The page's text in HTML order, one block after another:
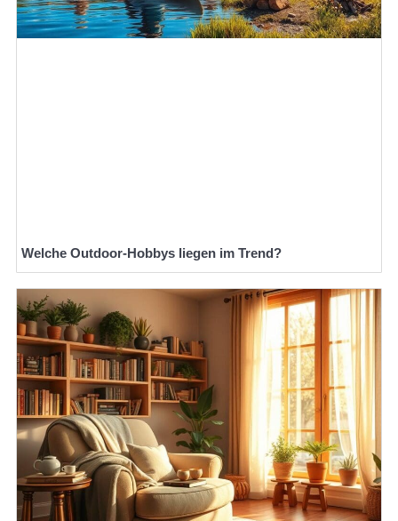
Welche Outdoor-Hobbys liegen im Trend?